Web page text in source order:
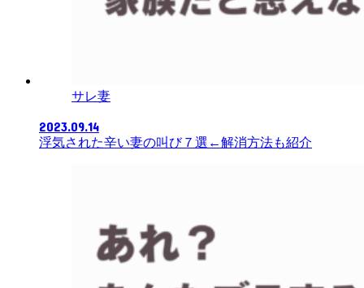
サレ妻
2023.09.14
浮気された辛い妻の叫び７選←解消方法も紹介